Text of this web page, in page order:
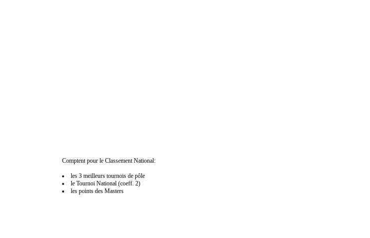
Comptent pour le Classement National:
les 3 meilleurs tournois de pôle
le Tournoi National (coeff. 2)
les points des Masters